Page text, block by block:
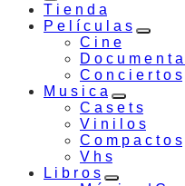
T i e n d a
P e l í c u l a s
C i n e
D o c u m e n t
C o n c i e r t o s
M u s i c a
C a s e t s
V i n i l o s
C o m p a c t o s
V h s
L i b r o s